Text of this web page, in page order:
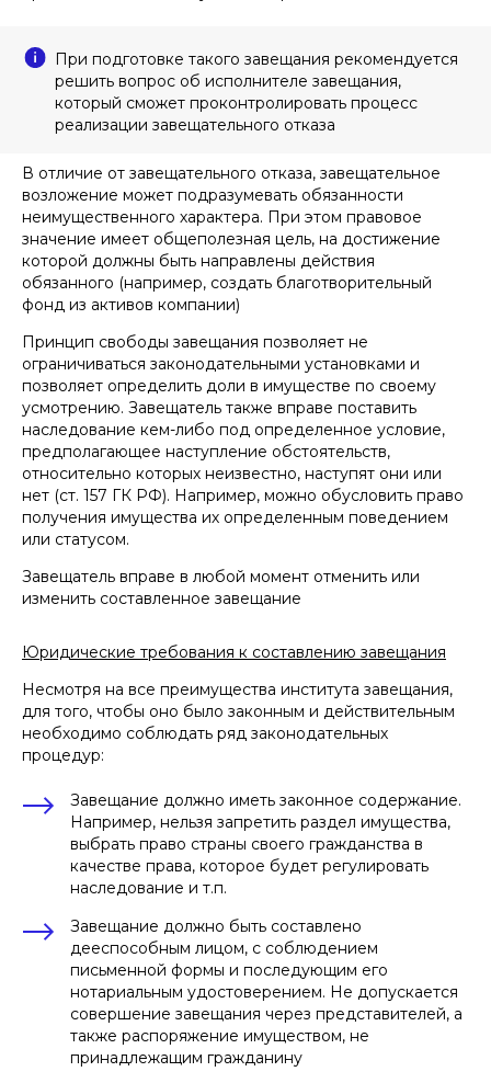
При подготовке такого завещания рекомендуется
решить вопрос об исполнителе завещания,
который сможет проконтролировать процесс
реализации завещательного отказа
В отличие от завещательного отказа, завещательное
возложение может подразумевать обязанности
неимущественного характера. При этом правовое
значение имеет общеполезная цель, на достижение
которой должны быть направлены действия
обязанного (например, создать благотворительный
фонд из активов компании)
Принцип свободы завещания позволяет не
ограничиваться законодательными установками и
позволяет определить доли в имуществе по своему
усмотрению. Завещатель также вправе поставить
наследование кем-либо под определенное условие,
предполагающее наступление обстоятельств,
относительно которых неизвестно, наступят они или
нет (ст. 157 ГК РФ). Например, можно обусловить право
получения имущества их определенным поведением
или статусом.
Завещатель вправе в любой момент отменить или
изменить составленное завещание
Юридические требования к составлению завещания
Несмотря на все преимущества института завещания,
для того, чтобы оно было законным и действительным
необходимо соблюдать ряд законодательных
процедур:
Завещание должно иметь законное содержание.
Например, нельзя запретить раздел имущества,
выбрать право страны своего гражданства в
качестве права, которое будет регулировать
наследование и т.п.
Завещание должно быть составлено
дееспособным лицом, с соблюдением
письменной формы и последующим его
нотариальным удостоверением. Не допускается
совершение завещания через представителей, а
также распоряжение имуществом, не
принадлежащим гражданину